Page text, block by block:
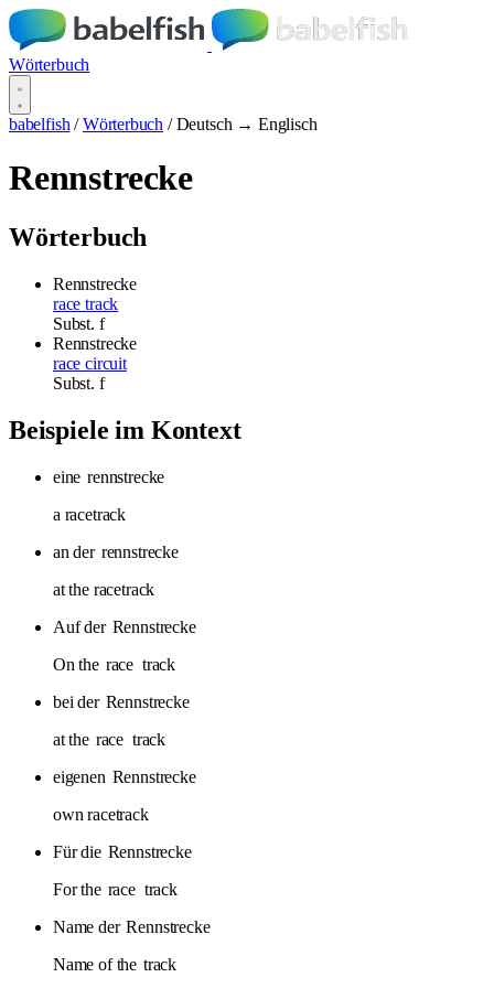
Wörterbuch
babelfish / Wörterbuch / Deutsch → Englisch
Rennstrecke
Wörterbuch
Rennstrecke
race track
Subst. f
Rennstrecke
race circuit
Subst. f
Beispiele im Kontext
eine rennstrecke
a racetrack
an der rennstrecke
at the racetrack
Auf der Rennstrecke
On the race track
bei der Rennstrecke
at the race track
eigenen Rennstrecke
own racetrack
Für die Rennstrecke
For the race track
Name der Rennstrecke
Name of the track